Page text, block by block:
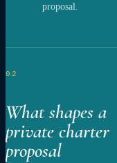
proposal.
02
What shapes a
private charter
proposal